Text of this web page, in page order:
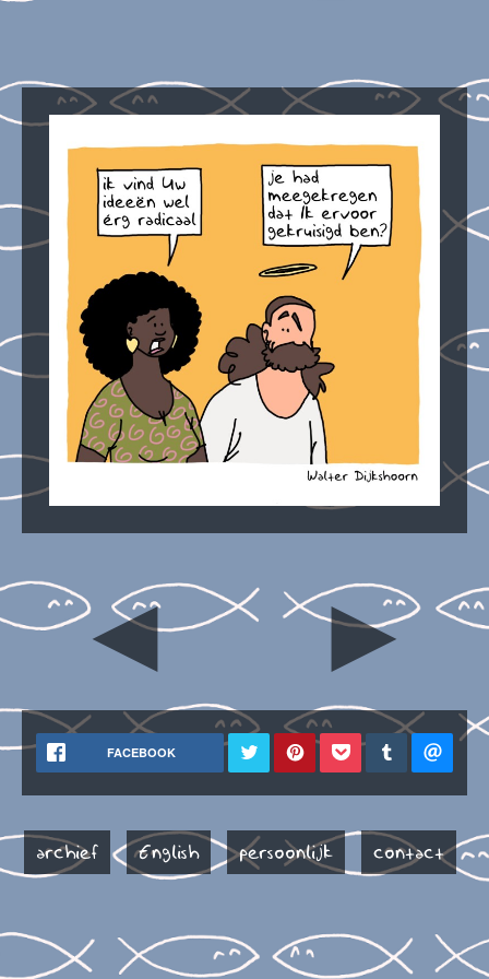
◄ ►
FACEBOOK
archief English persoonlijk contact